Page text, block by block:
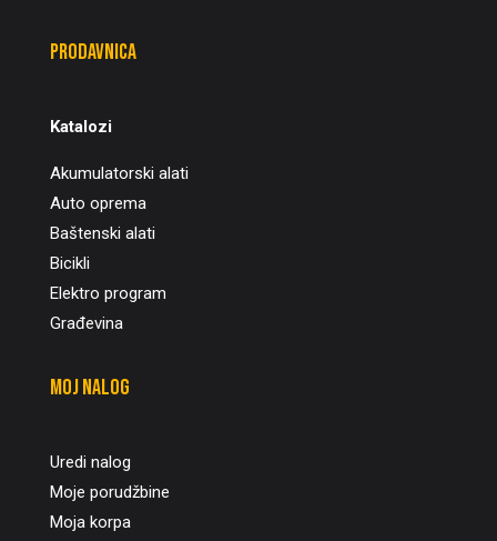
Prodavnica
Katalozi
Akumulatorski alati
Auto oprema
Baštenski alati
Bicikli
Elektro program
Građevina
Moj nalog
Uredi nalog
Moje porudžbine
Moja korpa